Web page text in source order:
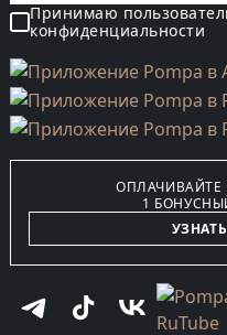
Принимаю
конфиденциальности
1